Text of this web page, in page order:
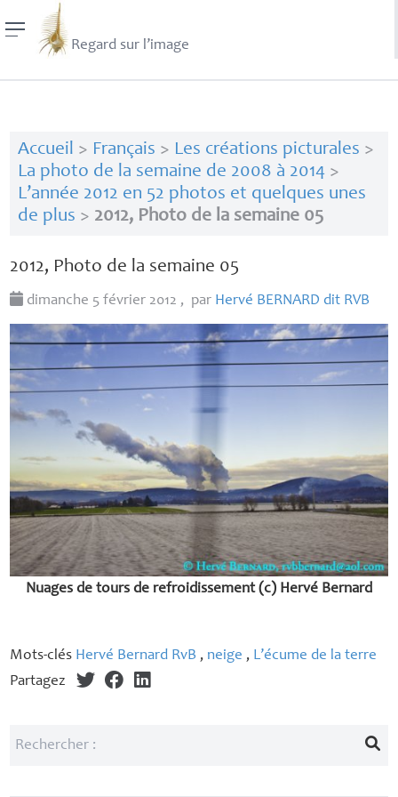
Regard sur l’image
Accueil > Français > Les créations picturales >
La photo de la semaine de 2008 à 2014>
L’année 2012 en 52 photos et quelques unes
de plus > 2012, Photo de la semaine 05
2012, Photo de la semaine 05
dimanche 5 février 2012 , par Hervé BERNARD dit RVB
Nuages de tours de refroidissement (c) Hervé Bernard
Mots-clés Hervé Bernard RvB , neige , L’écume de la terre
Partagez